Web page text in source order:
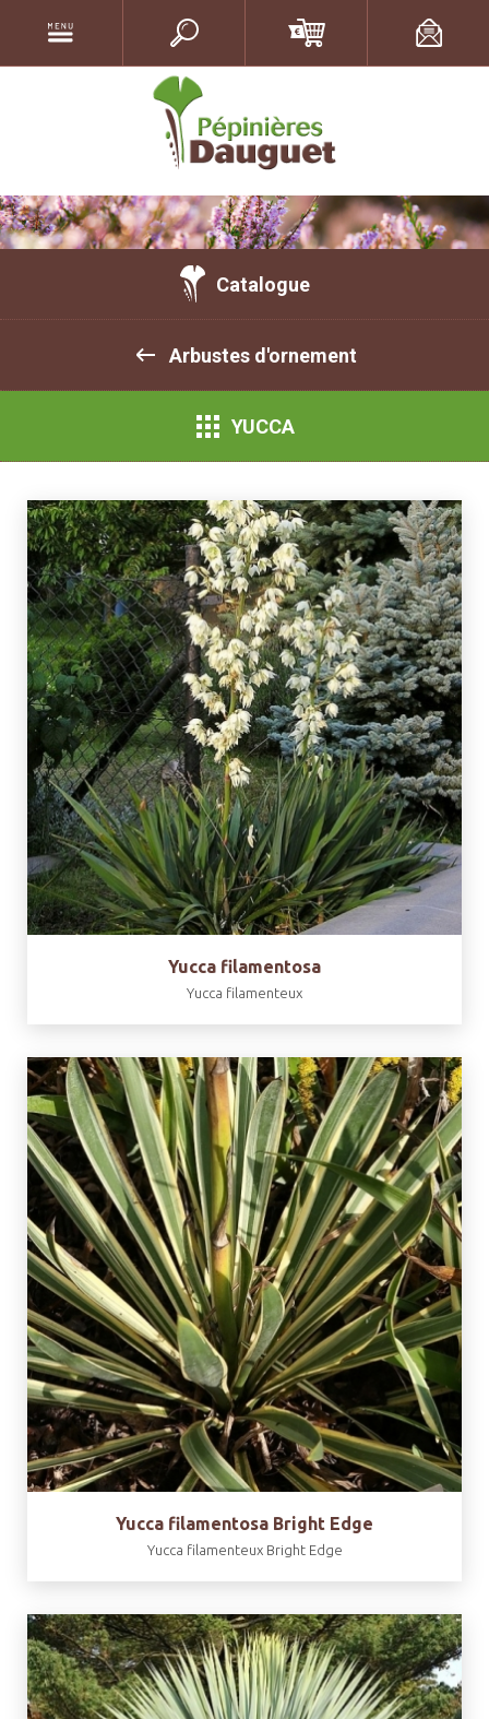
Catalogue
Arbustes d'ornement
YUCCA
Yucca filamentosa
Yucca filamenteux
Yucca filamentosa Bright Edge
Yucca filamenteux Bright Edge